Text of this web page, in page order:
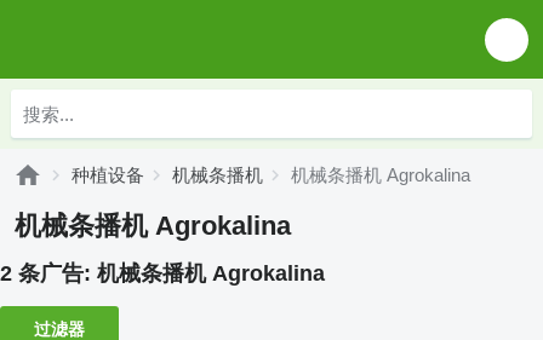
种植设备 机械条播机 机械条播机 Agrokalina
机械条播机 Agrokalina
2 条广告: 机械条播机 Agrokalina
过滤器